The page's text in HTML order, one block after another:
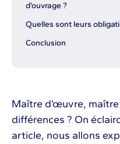
d’ouvrage ?
Quelles sont leurs
Conclusion
Maître d’œuvre,
différences ? On
article, nous allons